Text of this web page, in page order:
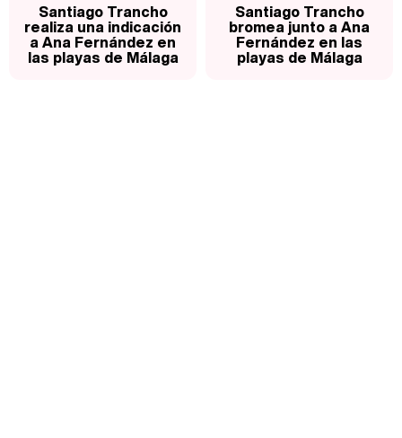
Santiago Trancho
realiza una indicación
a Ana Fernández en
las playas de Málaga
Santiago Trancho
bromea junto a Ana
Fernández en las
playas de Málaga